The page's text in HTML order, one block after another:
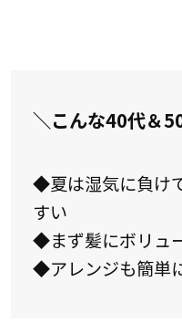
＼こんな40代＆
◆夏は湿気に負け
すい
◆まず髪にボリュ
◆アレンジも簡単